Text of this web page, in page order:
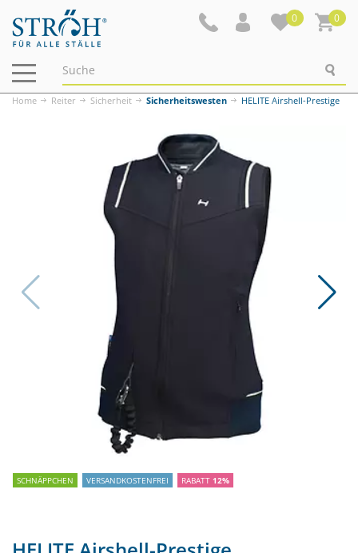
0 0
Navigation
ein-/ausblenden
Home Reiter Sicherheit Sicherheitswesten HELITE Airshell-Prestige
SCHNÄPPCHEN VERSANDKOSTENFREI RABATT 12%